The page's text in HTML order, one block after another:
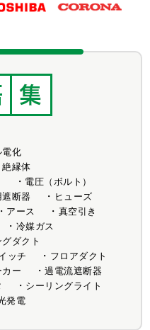
電化
絶縁体
電圧（ボルト）
遮断器
ヒューズ
アース
真空引き
冷媒ガス
ダクト
ッチ
フロアダクト
カー
過電流遮断器
シーリングライト
発電